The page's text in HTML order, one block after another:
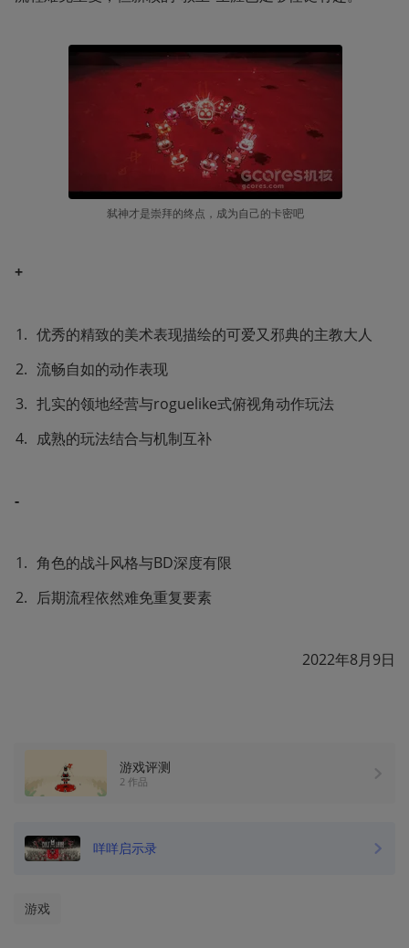
弑神才是崇拜的终点，成为自己的卡密吧
+
优秀的精致的美术表现描绘的可爱又邪典的主教大人
流畅自如的动作表现
扎实的领地经营与roguelike式俯视角动作玩法
成熟的玩法结合与机制互补
-
角色的战斗风格与BD深度有限
后期流程依然难免重复要素
2022年8月9日
游戏评测
2 作品
咩咩启示录
游戏